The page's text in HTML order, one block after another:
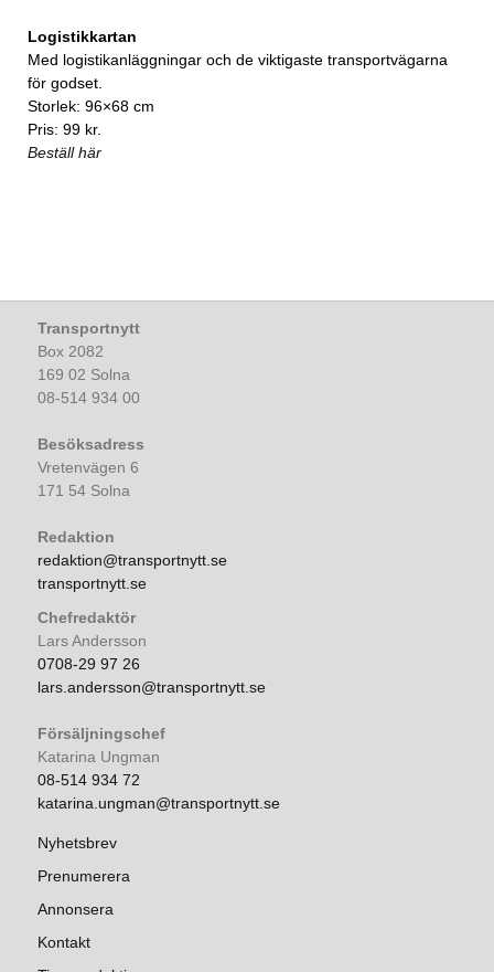
Logistikkartan
Med logistikanläggningar och de viktigaste transportvägarna
för godset.
Storlek: 96×68 cm
Pris: 99 kr.
Beställ här
Transportnytt
Box 2082
169 02 Solna
08-514 934 00
Besöksadress
Vretenvägen 6
171 54 Solna
Redaktion
redaktion@transportnytt.se
transportnytt.se
Chefredaktör
Lars Andersson
0708-29 97 26
lars.andersson@transportnytt.se
Försäljningschef
Katarina Ungman
08-514 934 72
katarina.ungman@transportnytt.se
Nyhetsbrev
Prenumerera
Annonsera
Kontakt